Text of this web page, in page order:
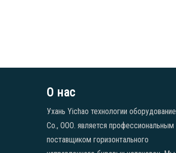
О нас
Ухань Yichao технологии оборудование
Co., ООО. является профессиональным
поставщиком горизонтального